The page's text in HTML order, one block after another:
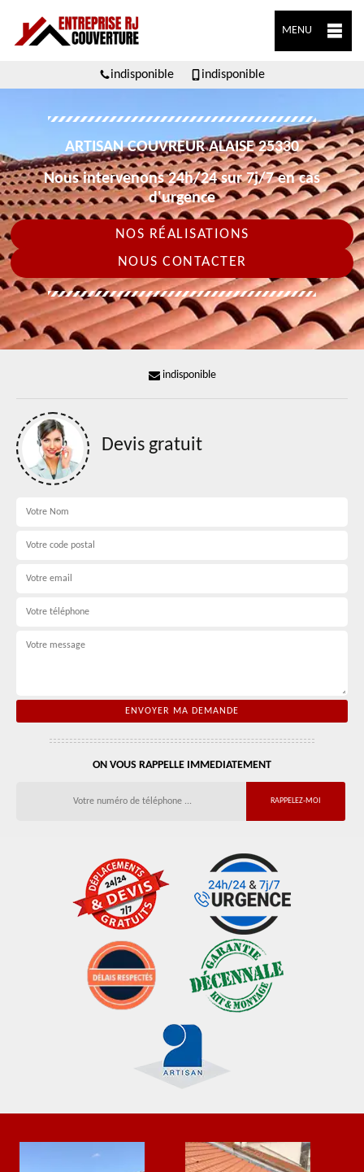
MENU
indisponible indisponible
ARTISAN COUVREUR ALAISE 25330
Nous intervenons 24h/24 sur 7j/7 en cas
d'urgence
NOS RÉALISATIONS
NOUS CONTACTER
indisponible
Devis gratuit
ON VOUS RAPPELLE IMMEDIATEMENT